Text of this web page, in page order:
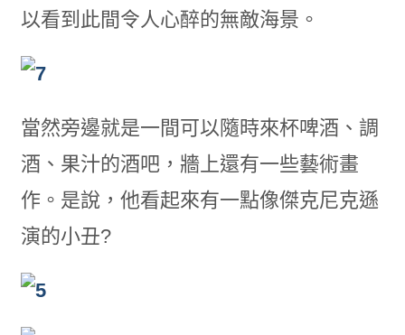
以看到此間令人心醉的無敵海景。
當然旁邊就是一間可以隨時來杯啤酒、調
酒、果汁的酒吧，牆上還有一些藝術畫
作。是說，他看起來有一點像傑克尼克遜
演的小丑?